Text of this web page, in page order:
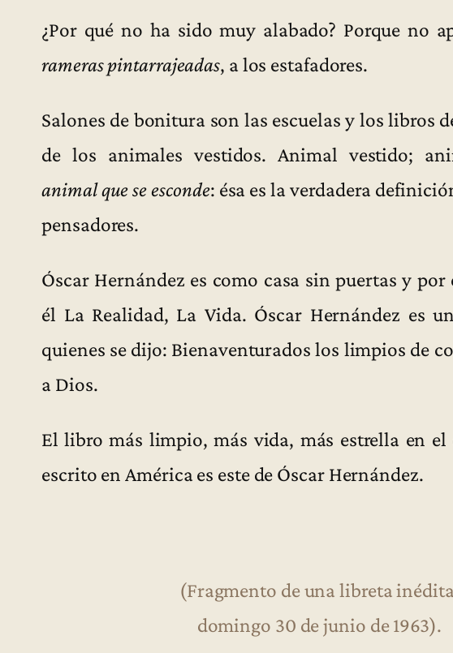
¿Por qué no ha sido muy alabado? Porque no
rameras pintarrajeadas, a los estafadores.
Salones de bonitura son las escuelas y los libros
de los animales vestidos. Animal vestido;
animal que se esconde: ésa es la verdadera
pensadores.
Óscar Hernández es como casa sin puertas y por
él La Realidad, La Vida. Óscar Hernández es
quienes se dijo: Bienaventurados los limpios de
a Dios.
El libro más limpio, más vida, más estrella en el
escrito en América es este de Óscar Hernández.
(Fragmento de una libreta
domingo 30 de junio de 1963).